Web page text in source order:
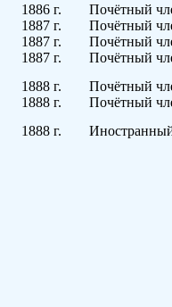
1886 г.
Почётный
1887 г.
Почётный
1887 г.
Почётный
1887 г.
Почётный
1888 г.
Почётный
1888 г.
Почётный
1888 г.